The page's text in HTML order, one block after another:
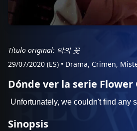
Título original: 악의 꽃
29/07/2020 (ES) • Drama, Crimen,
Dónde ver la serie Flower
Sinopsis